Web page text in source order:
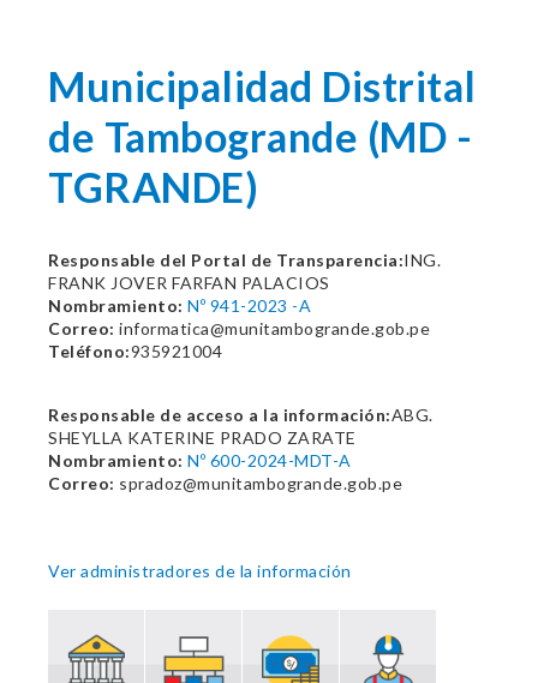
Municipalidad Distrital
de Tambogrande (MD -
TGRANDE)
Responsable del Portal de Transparencia:ING.
FRANK JOVER FARFAN PALACIOS
Nombramiento: Nº 941-2023 -A
Correo: informatica@munitambogrande.gob.pe
Teléfono:935921004
Responsable de acceso a la información:ABG.
SHEYLLA KATERINE PRADO ZARATE
Nombramiento: Nº 600-2024-MDT-A
Correo: spradoz@munitambogrande.gob.pe
Ver administradores de la información